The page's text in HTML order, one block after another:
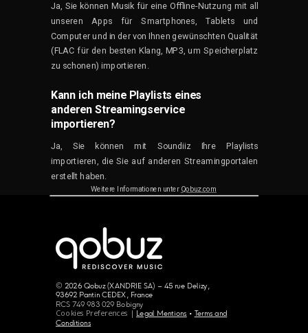
© 2026 Qobuz (XANDRIE SA) – 45 rue Delizy,
93692 Pantin CEDEX, France
RCS 749 983 029 Bobigny
Cookies Preferences | Legal Mentions •
Terms and
Conditions
Ja, Sie können Musik für eine Offline-Nutzung mit all
unseren Apps für Smartphones, Tablets und
Computer und in der von Ihnen gewünschten Qualität
(FLAC für den besten Klang, MP3, um Speicherplatz
zu schonen) importieren.
Kann ich meine Playlists eines
anderen Streamingservice
importieren?
Ja, Sie können mit Soundiiz Ihre Playlists
importieren, die Sie auf anderen Streamingportalen
erstellt haben.
Weitere Informationen unter Qobuz.com